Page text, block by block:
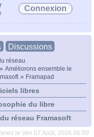
Discussions
réseau
Améliorons ensemble le
» Framapad
libres
du libre
réseau Framasoft
le Ven 07 Août, 2026 06:00